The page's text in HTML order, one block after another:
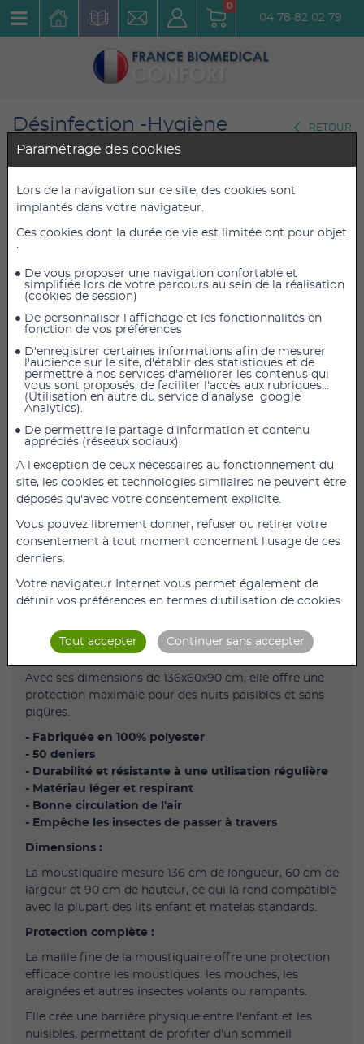
0
04 78 82 02 79
Désinfection -Hygiène
Traitements Insecticides
RETOUR
Moustiquaire "COT INSECT
NET" pour lits à barreaux - 136
x 60 x 90 cm - 50 deniers &
Réf. : ART-002793
8,33 €TTC
HT
Moustiquaire pour lits à barreaux - 136 x 60 x 90 cm -
50 deniers & Maille fine
Moustiquaire 100% polyester pour une protection
efficace contre les insectes
La moustiquaire "COT INSECT NET" est un accessoire
essentiel pour protéger les enfants des moustiques et
Elle est spécialement conçue pour être utilisée sur les
lits à barreaux ou encore les lits de voyage.
Elle peut également être utilisée sur les matelas ou
même lors des activités extérieures.
Avec ses dimensions de 136x60x90 cm, elle offre une
protection maximale pour des nuits paisibles et sans
piqûres.
- Fabriquée en 100% polyester
- 50 deniers
- Durabilité et résistante à une utilisation régulière
- Matériau léger et respirant
- Bonne circulation de l'air
- Empêche les insectes de passer à travers
Dimensions :
La moustiquaire mesure 136 cm de longueur, 60 cm de
largeur et 90 cm de hauteur, ce qui la rend compatible
avec la plupart des lits enfant et matelas standards.
Protection complète :
La maille fine de la moustiquaire offre une protection
efficace contre les moustiques, les mouches, les
araignées et autres insectes volants ou rampants.
Elle crée une barrière physique entre l'enfant et les
nuisibles, permettant de profiter d'un sommeil
Paramétrage des cookies
Lors de la navigation sur ce site, des cookies sont
implantés dans votre navigateur.
Ces cookies dont la durée de vie est limitée ont pour objet
:
De vous proposer une navigation confortable et
simplifiée lors de votre parcours au sein de la réalisation
(cookies de session)
De personnaliser l'affichage et les fonctionnalités en
fonction de vos préférences
D'enregistrer certaines informations afin de mesurer
l'audience sur le site, d'établir des statistiques et de
permettre à nos services d'améliorer les contenus qui
vous sont proposés, de faciliter l'accès aux rubriques...
(Utilisation en autre du service d'analyse google
Analytics).
De permettre le partage d'information et contenu
appréciés (réseaux sociaux).
A l'exception de ceux nécessaires au fonctionnement du
site, les cookies et technologies similaires ne peuvent être
déposés qu'avec votre consentement explicite.
Vous pouvez librement donner, refuser ou retirer votre
consentement à tout moment concernant l'usage de ces
derniers.
Votre navigateur Internet vous permet également de
définir vos préférences en termes d'utilisation de cookies.
Tout accepter Continuer sans accepter